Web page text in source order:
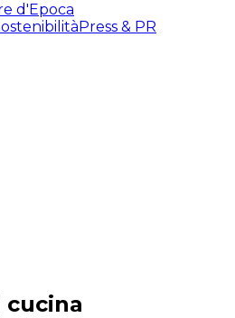
d'Epoca
Press & PR
Esperienze
cucina